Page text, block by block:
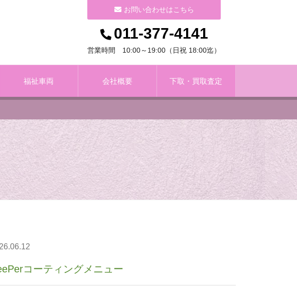
お問い合わせはこちら
011-377-4141
営業時間 10:00～19:00（日祝 18:00迄）
福祉車両 会社概要 下取・買取査定
コーティングメニュー